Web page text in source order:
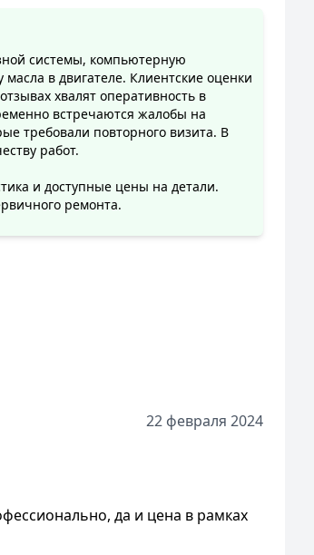
системы, компьютерную
в двигателе. Клиентские оценки
хвалят оперативность в
встречаются жалобы на
требовали повторного визита. В
работ.
и доступные цены на детали.
ремонта.
22 февраля 2024
да и цена в рамках